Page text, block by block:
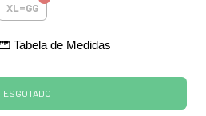
XL=GG
Tabela de Medidas